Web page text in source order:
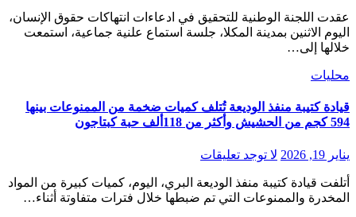
عقدت اللجنة الوطنية للتحقيق في ادعاءات انتهاكات حقوق الإنسان،
اليوم الاثنين بمدينة المكلا، جلسة استماع علنية جماعية، استمعت
خلالها إلى…
محليات
قيادة كتيبة منفذ الوديعة تُتلف كميات ضخمة من الممنوعات بينها
594 كجم من الحشيش وأكثر من 118ألف حبة كبتاجون
يناير 19, 2026 لا توجد تعليقات
المخدرة والممنوعات التي تم ضبطها خلال فترات متفاوتة أثناء…